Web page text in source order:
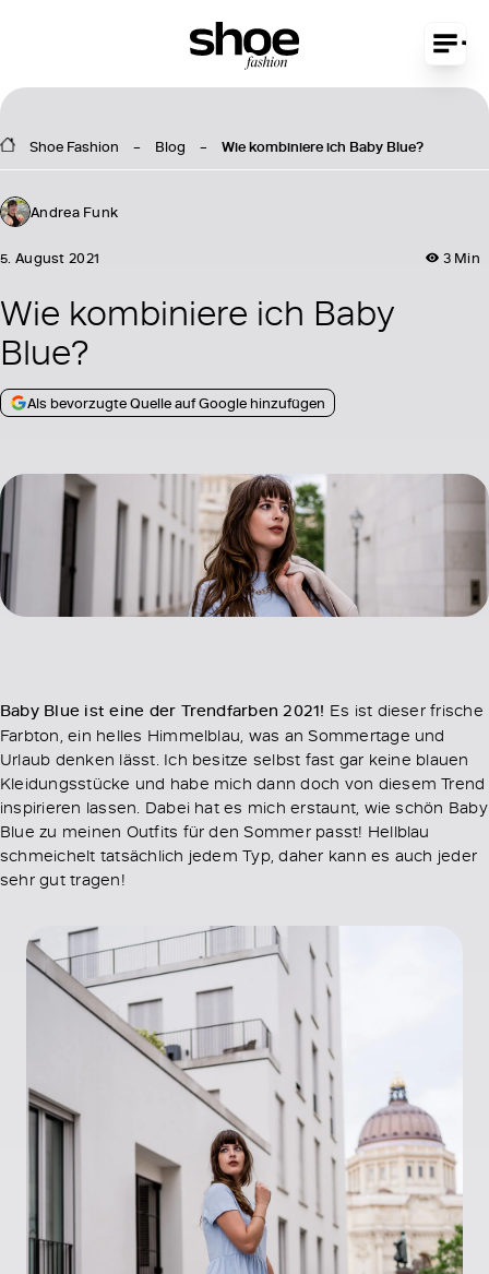
Shoe Fashion Blog Wie kombiniere ich Baby Blue?
Andrea Funk
3 Min
5. August 2021
Wie kombiniere ich Baby
Blue?
Als bevorzugte Quelle auf Google hinzufügen
Baby Blue ist eine der Trendfarben 2021! Es ist dieser frische
Farbton, ein helles Himmelblau, was an Sommertage und
Urlaub denken lässt. Ich besitze selbst fast gar keine blauen
Kleidungsstücke und habe mich dann doch von diesem Trend
inspirieren lassen. Dabei hat es mich erstaunt, wie schön Baby
Blue zu meinen Outfits für den Sommer passt! Hellblau
schmeichelt tatsächlich jedem Typ, daher kann es auch jeder
sehr gut tragen!